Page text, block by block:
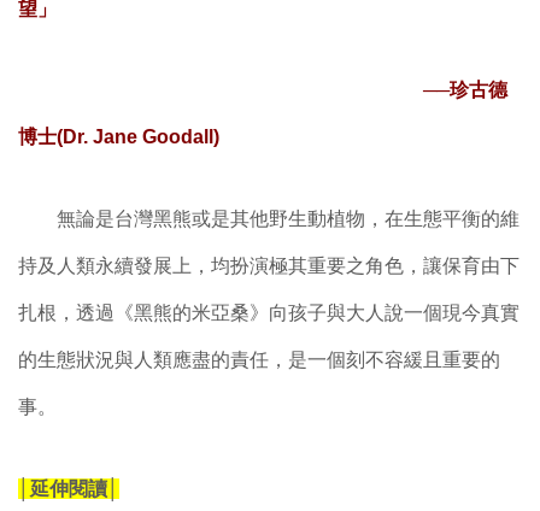
望」
──珍古德
博士(Dr. Jane Goodall)
無論是台灣黑熊或是其他野生動植物，在生態平衡的維
持及人類永續發展上，均扮演極其重要之角色，讓保育由下
扎根，透過《黑熊的米亞桑》向孩子與大人說一個現今真實
的生態狀況與人類應盡的責任，是一個刻不容緩且重要的
事。
│延伸閱讀│